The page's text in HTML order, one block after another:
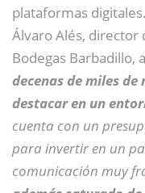
plataformas digitales.
Álvaro Alés, director
Bodegas Barbadillo,
decenas de miles
destacar en un
cuenta con un
para invertir en un
comunicación muy